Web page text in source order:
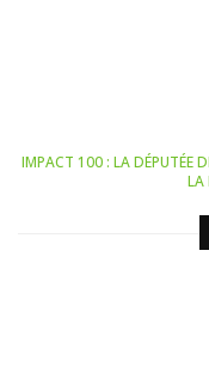
IMPACT 100 : LA DÉPUTÉE
LA